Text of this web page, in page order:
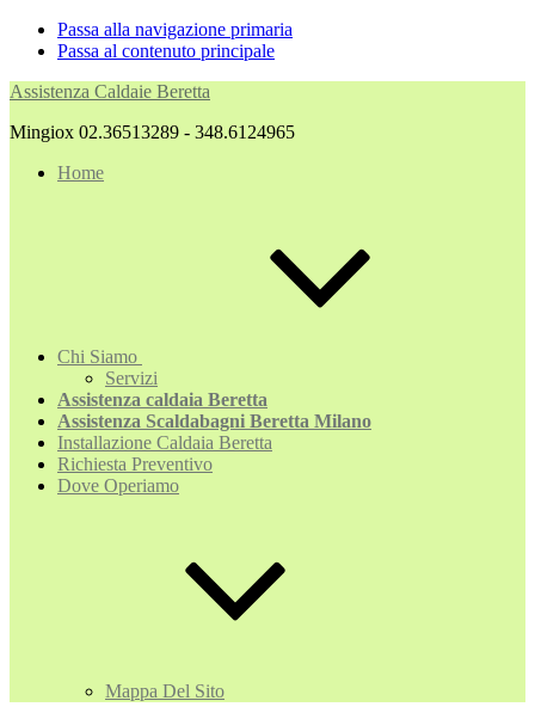
Passa alla navigazione primaria
Passa al contenuto principale
Assistenza Caldaie Beretta
Mingiox 02.36513289 - 348.6124965
Home
Chi Siamo
Servizi
Assistenza caldaia Beretta
Assistenza Scaldabagni Beretta Milano
Installazione Caldaia Beretta
Richiesta Preventivo
Dove Operiamo
Mappa Del Sito